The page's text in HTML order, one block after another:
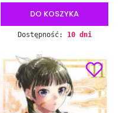
DO KOSZYKA
Dostępność: 10 dni